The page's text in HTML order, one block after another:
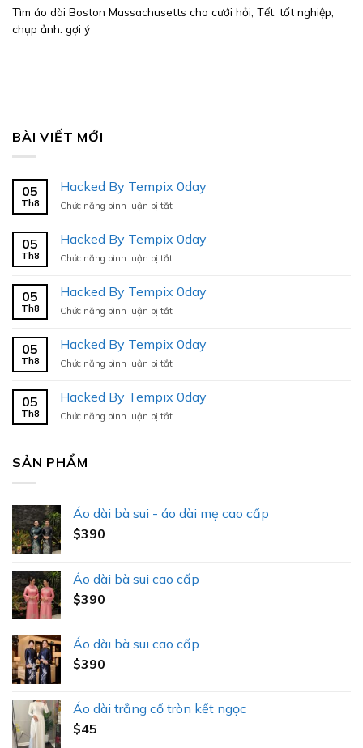
Tìm áo dài Boston Massachusetts cho cưới hỏi, Tết, tốt nghiệp,
chụp ảnh: gợi ý
BÀI VIẾT MỚI
05
Th8
Hacked By Tempix 0day
Chức năng bình luận bị tắtở
By
Tempix
0day
05
Th8
Hacked By Tempix 0day
Chức năng bình luận bị tắtở
By
Tempix
0day
05
Th8
Hacked By Tempix 0day
Chức năng bình luận bị tắtở
By
Tempix
0day
05
Th8
Hacked By Tempix 0day
Chức năng bình luận bị tắtở
By
Tempix
0day
05
Th8
Hacked By Tempix 0day
Chức năng bình luận bị tắtở
SẢN PHẨM
Áo dài bà sui - áo dài mẹ cao cấp
$390
Áo dài bà sui cao cấp
$390
Áo dài bà sui cao cấp
$390
Áo dài trắng cổ tròn kết ngọc
$45